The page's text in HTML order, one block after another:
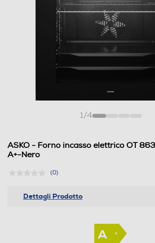
1/4
ASKO - Forno incasso elettrico OT
A+-Nero
(0)
Dettagli Prodotto